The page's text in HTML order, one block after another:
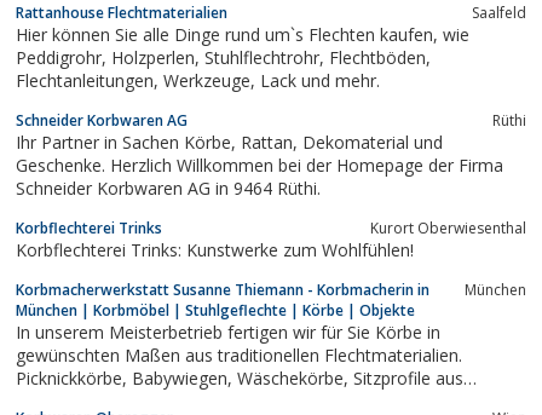
Rattanhouse Flechtmaterialien Saalfeld
Hier können Sie alle Dinge rund um`s Flechten kaufen, wie
Peddigrohr, Holzperlen, Stuhlflechtrohr, Flechtböden,
Flechtanleitungen, Werkzeuge, Lack und mehr.
Schneider Korbwaren AG Rüthi
Ihr Partner in Sachen Körbe, Rattan, Dekomaterial und
Geschenke. Herzlich Willkommen bei der Homepage der Firma
Schneider Korbwaren AG in 9464 Rüthi.
Korbflechterei Trinks Kurort Oberwiesenthal
Korbflechterei Trinks: Kunstwerke zum Wohlfühlen!
Korbmacherwerkstatt Susanne Thiemann - Korbmacherin in
München | Korbmöbel | Stuhlgeflechte | Körbe | Objekte
München
In unserem Meisterbetrieb fertigen wir für Sie Körbe in
gewünschten Maßen aus traditionellen Flechtmaterialien.
Picknickkörbe, Babywiegen, Wäschekörbe, Sitzprofile aus